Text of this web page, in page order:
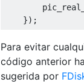
});
Para evitar
código anterior
sugerida por